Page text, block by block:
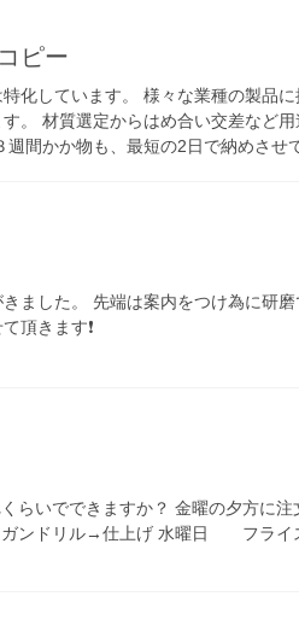
ピー
化しています。 様々な業種の製品
。 材質選定からはめ合い交差など
週間かか物も、最短の2日で納めさせ
ました。 先端は案内をつけ為に研
頂きます❗
らいでできますか？ 金曜の夕方に
ドリル→仕上げ 水曜日 フライ